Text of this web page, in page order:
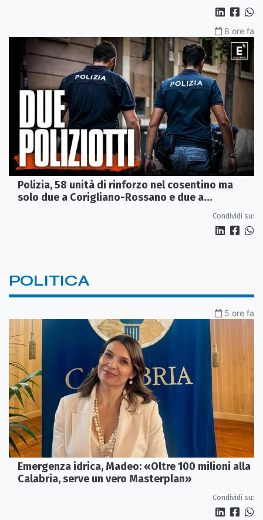
8 ore fa
Polizia, 58 unità di rinforzo nel cosentino ma
solo due a Corigliano-Rossano e due a
Condividi su:
POLITICA
5 ore fa
Emergenza idrica, Madeo: «Oltre 100 milioni alla
Calabria, serve un vero Masterplan»
Condividi su: